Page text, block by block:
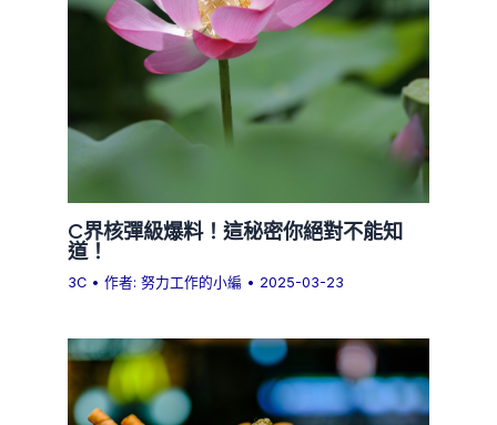
C界核彈級爆料！這秘密你絕對不能知
道！
3C • 作者:努力工作的小編 • 2025-03-23